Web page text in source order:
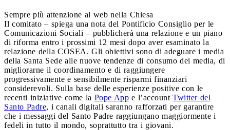
Sempre più attenzione al web nella Chiesa
Il comitato – spiega una nota del Pontificio Consiglio per le
Comunicazioni Sociali – pubblicherà una relazione e un piano
di riforma entro i prossimi 12 mesi dopo aver esaminato la
relazione della COSEA. Gli obiettivi sono di adeguare i media
della Santa Sede alle nuove tendenze di consumo dei media, di
migliorarne il coordinamento e di raggiungere
progressivamente e sensibilmente risparmi finanziari
considerevoli. Sulla base delle esperienze positive con le
recenti iniziative come la Pope App e l’account Twitter del
Santo Padre, i canali digitali saranno rafforzati per garantire
che i messaggi del Santo Padre raggiungano maggiormente i
fedeli in tutto il mondo, soprattutto tra i giovani.